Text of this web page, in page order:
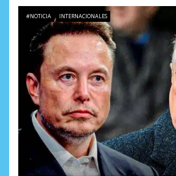
#NOTICIA INTERNACIONALES